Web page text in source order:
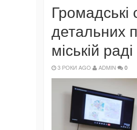
Громадські
детальних
міській раді
3 РОКИ AGO ADMIN 0